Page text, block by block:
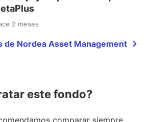
2 meses
de Nordea Asset Management
este fondo?
comparar siempre